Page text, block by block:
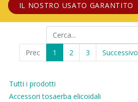
IL NOSTRO USATO GARANTITO
Prec 1 2 3 Successivo
Tutti i prodotti
Accessori tosaerba elicoidali